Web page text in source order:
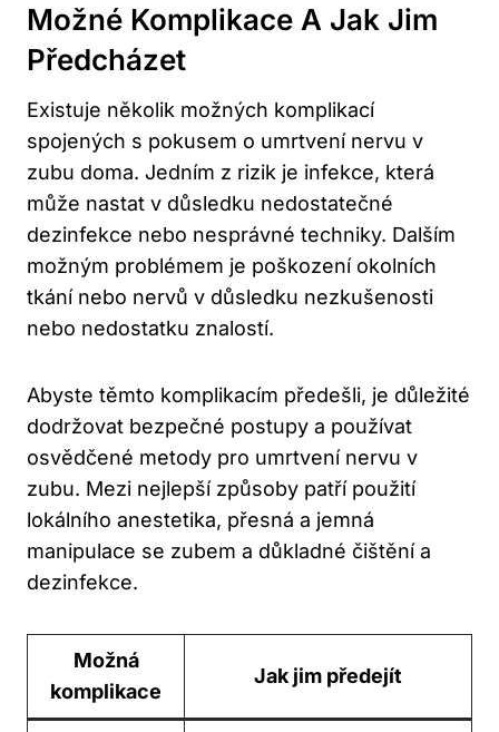
Možné Komplikace A Jak Jim
Předcházet
Existuje několik možných komplikací
spojených s pokusem o umrtvení nervu v
zubu doma. Jedním z rizik je infekce, která
může nastat v důsledku nedostatečné
dezinfekce nebo nesprávné techniky. Dalším
možným problémem je poškození okolních
tkání nebo nervů v důsledku nezkušenosti
nebo nedostatku znalostí.
Abyste těmto komplikacím předešli, je důležité
dodržovat bezpečné postupy a používat
osvědčené metody pro umrtvení nervu v
zubu. Mezi nejlepší způsoby patří použití
lokálního anestetika, přesná a jemná
manipulace se zubem a důkladné čištění a
dezinfekce.
Možná
komplikace
Jak jim předejít